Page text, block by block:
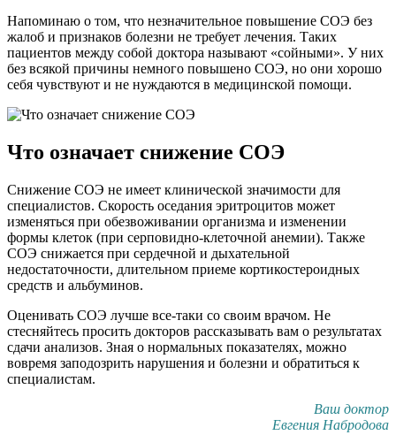
Напоминаю о том, что незначительное повышение СОЭ без
жалоб и признаков болезни не требует лечения. Таких
пациентов между собой доктора называют «сойными». У них
без всякой причины немного повышено СОЭ, но они хорошо
себя чувствуют и не нуждаются в медицинской помощи.
Что означает снижение СОЭ
Снижение СОЭ не имеет клинической значимости для
специалистов. Скорость оседания эритроцитов может
изменяться при обезвоживании организма и изменении
формы клеток (при серповидно-клеточной анемии). Также
СОЭ снижается при сердечной и дыхательной
недостаточности, длительном приеме кортикостероидных
средств и альбуминов.
Оценивать СОЭ лучше все-таки со своим врачом. Не
стесняйтесь просить докторов рассказывать вам о результатах
сдачи анализов. Зная о нормальных показателях, можно
вовремя заподозрить нарушения и болезни и обратиться к
специалистам.
Ваш доктор
Евгения Набродова